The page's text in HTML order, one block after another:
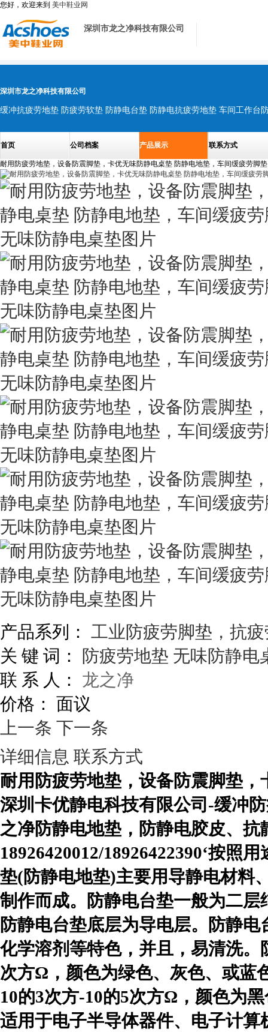
您好，欢迎来到 美中鞋业网
深圳市龙之净科技有限公司
深圳市龙之净科技有限公司
首页 公司档案 产品展示 联系方式
耐用防疲劳地垫，设备防震脚垫，卡优无味防静电桌垫 防静电地垫，车间缓疲劳脚
产品系列： 工业防疲劳脚垫，抗
关 键 词：
防疲劳地垫 无味防静电
联 系 人：
龙之净
价格： 面议
上一条 下一条
详细信息 联系方式
耐用防疲劳地垫，设备防震脚垫，
深圳卡优静电科技有限公司 -缓冲
之净防静电地垫，防静电胶皮、
18926420012/18926422390‘按照
垫(防静电地垫)主要用导静电材料
制作而成。防静电台垫一般为二
防静电台垫底层为导电层。防静
化学溶剂等特色，并且，易清洗
次方Ω，颜色为绿色、灰色、或蓝
10的3次方-10的5次方Ω，颜色为
适用于电子半导体器件、电子计